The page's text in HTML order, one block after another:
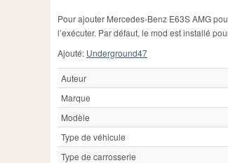
Pour ajouter Mercedes-Benz E63S AMG
l’exécuter. Par défaut, le mod est installé
Ajouté: Underground47
Auteur
Marque
Modèle
Type de véhicule
Type de carrosserie